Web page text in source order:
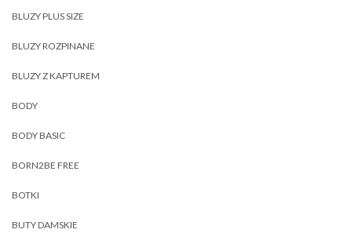
BLUZY PLUS SIZE
BLUZY ROZPINANE
BLUZY Z KAPTUREM
BODY
BODY BASIC
BORN2BE FREE
BOTKI
BUTY DAMSKIE